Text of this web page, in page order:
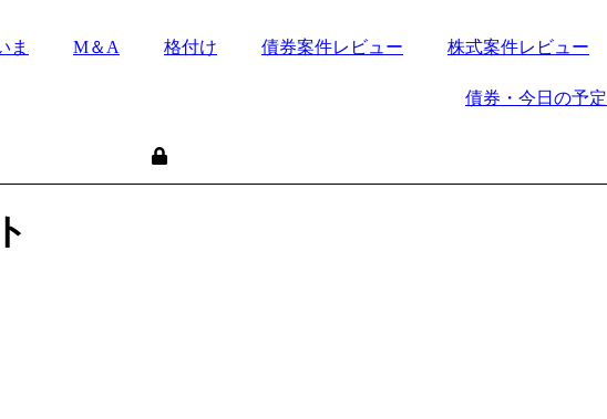
ま M＆A 格付け 債券案件レビュー 株式案件レビュー
債券・今日の予定